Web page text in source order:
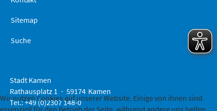
Sitemap
Suche
Stadt Kamen
Rathausplatz 1
59174 Kamen
Tel.: +49 (0)2307 148-0
Wir nutzen Cookies auf unserer Website. Einige von ihnen sind
essenziell für den Betrieb der Seite, während andere uns helfen,